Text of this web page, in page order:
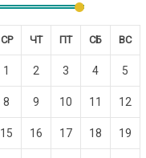
СР ЧТ ПТ СБ ВС
1 2 3 4 5
8 9 10 11 12
15 16 17 18 19